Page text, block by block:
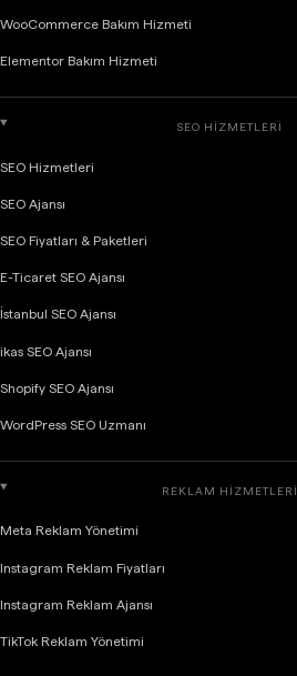
WooCommerce Bakım Hizmeti
Elementor Bakım Hizmeti
SEO HIZMETLERI
SEO Hizmetleri
SEO Ajansı
SEO Fiyatları & Paketleri
E-Ticaret SEO Ajansı
İstanbul SEO Ajansı
ikas SEO Ajansı
Shopify SEO Ajansı
WordPress SEO Uzmanı
REKLAM HIZMETLERI
Meta Reklam Yönetimi
Instagram Reklam Fiyatları
Instagram Reklam Ajansı
TikTok Reklam Yönetimi